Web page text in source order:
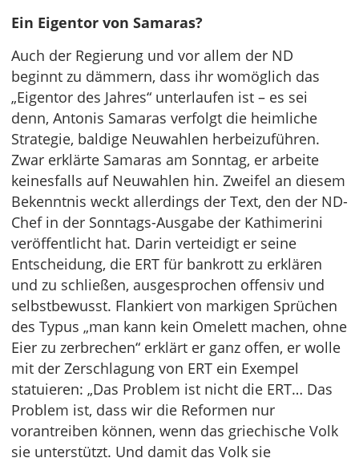
Ein Eigentor von Samaras?
Auch der Regierung und vor allem der ND
beginnt zu dämmern, dass ihr womöglich das
„Eigentor des Jahres“ unterlaufen ist – es sei
denn, Antonis Samaras verfolgt die heimliche
Strategie, baldige Neuwahlen herbeizuführen.
Zwar erklärte Samaras am Sonntag, er arbeite
keinesfalls auf Neuwahlen hin. Zweifel an diesem
Bekenntnis weckt allerdings der Text, den der ND-
Chef in der Sonntags-Ausgabe der Kathimerini
veröffentlicht hat. Darin verteidigt er seine
Entscheidung, die ERT für bankrott zu erklären
und zu schließen, ausgesprochen offensiv und
selbstbewusst. Flankiert von markigen Sprüchen
des Typus „man kann kein Omelett machen, ohne
Eier zu zerbrechen“ erklärt er ganz offen, er wolle
mit der Zerschlagung von ERT ein Exempel
statuieren: „Das Problem ist nicht die ERT… Das
Problem ist, dass wir die Reformen nur
vorantreiben können, wenn das griechische Volk
sie unterstützt. Und damit das Volk sie